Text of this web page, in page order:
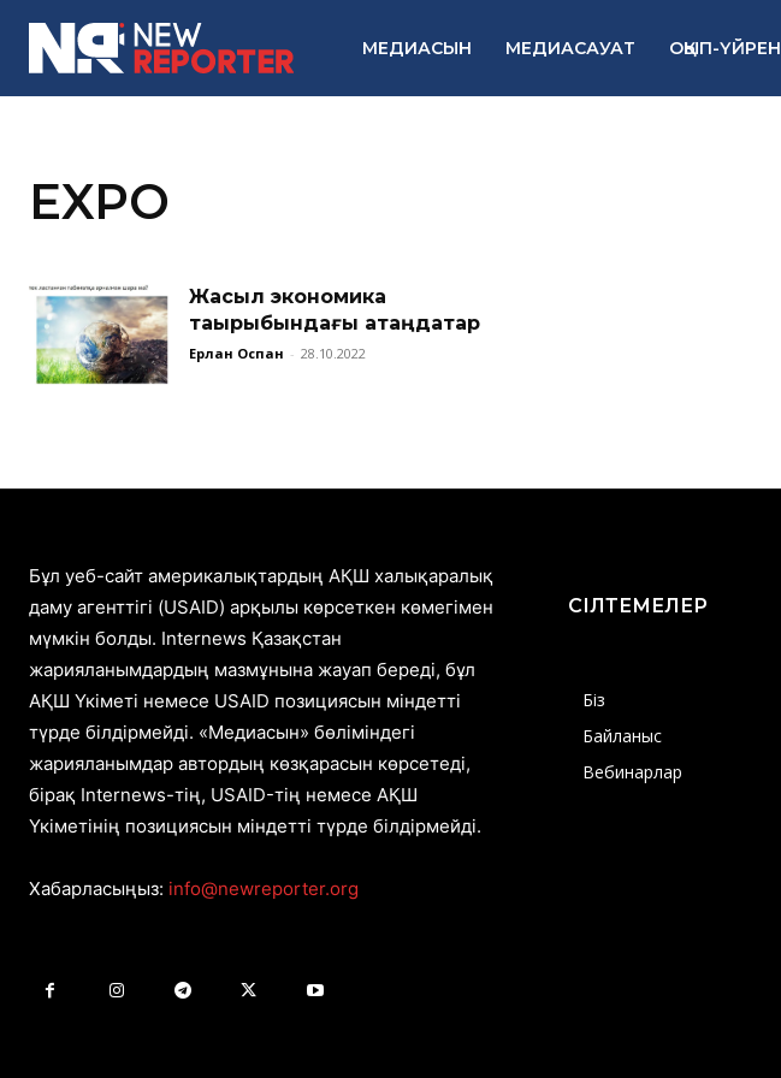
МЕДИАСЫН МЕДИАСАУАТ ОҚЫП-ҮЙРЕН
EXPO
Жасыл экономика
тақырыбындағы ақтаңдақтар
Ерлан Оспан - 28.10.2022
Бұл уеб-сайт америкалықтардың АҚШ халықаралық
даму агенттігі (USAID) арқылы көрсеткен көмегімен
мүмкін болды. Internews Қазақстан
жарияланымдардың мазмұнына жауап береді, бұл
АҚШ Үкіметі немесе USAID позициясын міндетті
түрде білдірмейді. «Медиасын» бөліміндегі
жарияланымдар автордың көзқарасын көрсетеді,
бірақ Internews-тің, USAID-тің немесе АҚШ
Үкіметінің позициясын міндетті түрде білдірмейді.
Хабарласыңыз: info@newreporter.org
СІЛТЕМЕЛЕР
Біз
Байланыс
Вебинарлар